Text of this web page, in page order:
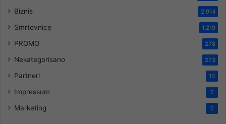
Biznis 2.914
Smrtovnice 1.219
PROMO 278
Nekategorisano 273
Partneri 13
Impressum 2
Marketing 2